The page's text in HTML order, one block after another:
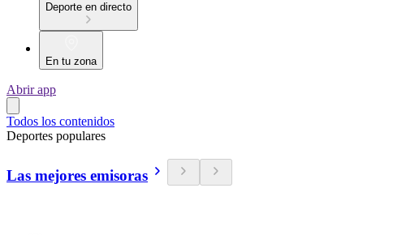
Deporte en directo
En tu zona
Abrir app
Todos los contenidos
Deportes populares
Las mejores emisoras